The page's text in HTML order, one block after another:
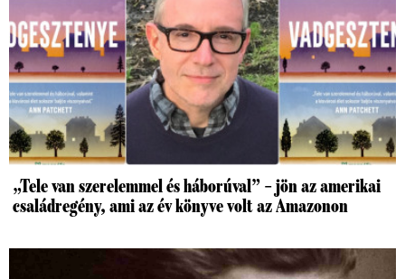
„Tele van szerelemmel és háborúval” – jön az amerikai
családregény, ami az év könyve volt az Amazonon